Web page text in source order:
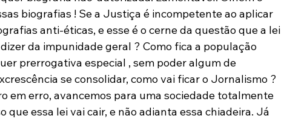
biografias ! Se a Justiça é incompetente ao aplicar
anti-éticas, e esse é o cerne da questão que a lei
da impunidade geral ? Como fica a população
prerrogativa especial , sem poder algum de
se consolidar, como vai ficar o Jornalismo ?
em erro, avancemos para uma sociedade totalmente
que essa lei vai cair, e não adianta essa chiadeira. Já